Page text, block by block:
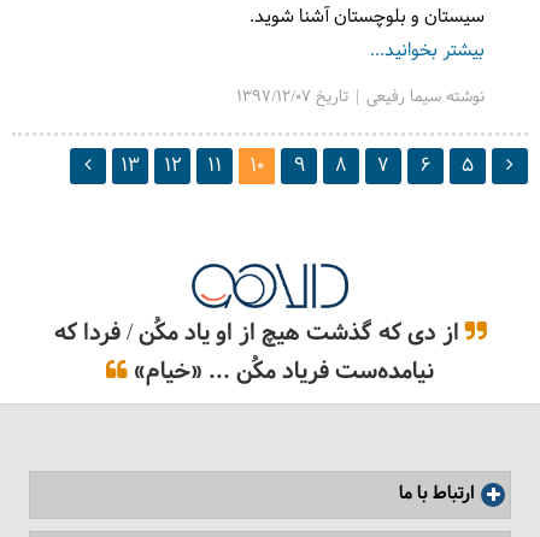
سیستان و بلوچستان آشنا شوید.
بیشتر بخوانید...
نوشته سیما رفیعی | تاریخ 1397/12/07
5
6
7
8
9
10
11
12
13
از دی که گذشت هیچ از او یاد مکُن / فردا که
نیامده‌ست فریاد مکُن ... «خیام»
ارتباط با ما